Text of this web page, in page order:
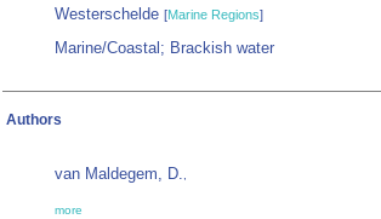
Westerschelde [Marine Regions]
Marine/Coastal; Brackish water
Authors
van Maldegem, D.,
more